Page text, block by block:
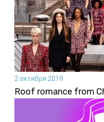
2 октября 2019
Roof romance from